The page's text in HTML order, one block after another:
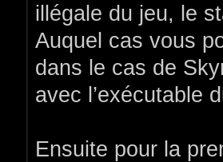
illégale du jeu, le
Auquel cas vous
dans le cas de
avec l’exécutable
Ensuite pour la